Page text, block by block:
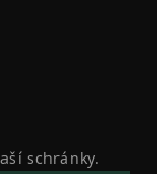
schránky.